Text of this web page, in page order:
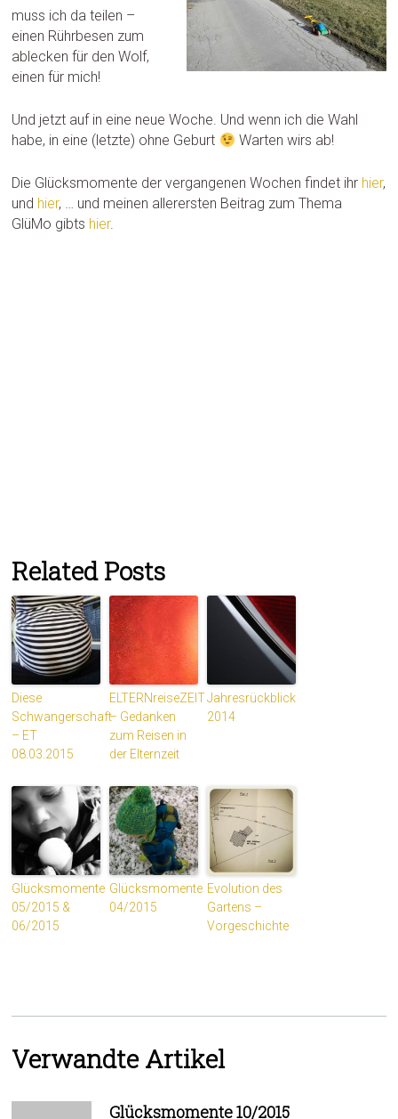
muss ich da teilen –
einen Rührbesen zum
ablecken für den Wolf,
einen für mich!
Und jetzt auf in eine neue Woche. Und wenn ich die Wahl
habe, in eine (letzte) ohne Geburt
Warten wirs ab!
Die Glücksmomente der vergangenen Wochen findet ihr hier,
und hier, … und meinen allerersten Beitrag zum Thema
GlüMo gibts hier.
Related Posts
Diese
Schwangerschaft
– ET
08.03.2015
ELTERNreiseZEIT
– Gedanken
zum Reisen in
der Elternzeit
Jahresrückblick
2014
Glücksmomente
05/2015 &
06/2015
Glücksmomente
04/2015
Evolution des
Gartens –
Vorgeschichte
Verwandte Artikel
Glücksmomente 10/2015